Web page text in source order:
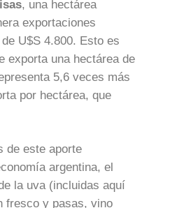
, una hectárea
exportaciones
U$S 4.800. Esto es
exporta una hectárea de
5,6 veces más
por hectárea, que
de este aporte
argentina, el
la uva (incluidas aquí
fresco y pasas, vino